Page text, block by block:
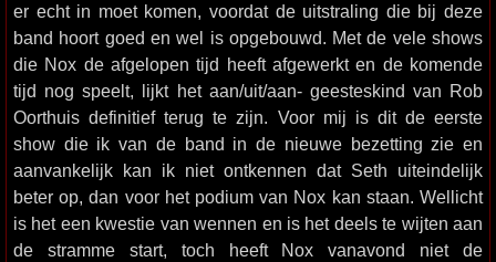
er echt in moet komen, voordat de uitstraling die bij deze
band hoort goed en wel is opgebouwd. Met de vele shows
die Nox de afgelopen tijd heeft afgewerkt en de komende
tijd nog speelt, lijkt het aan/uit/aan- geesteskind van Rob
Oorthuis definitief terug te zijn. Voor mij is dit de eerste
show die ik van de band in de nieuwe bezetting zie en
aanvankelijk kan ik niet ontkennen dat Seth uiteindelijk
beter op, dan voor het podium van Nox kan staan. Wellicht
is het een kwestie van wennen en is het deels te wijten aan
de stramme start, toch heeft Nox vanavond niet de